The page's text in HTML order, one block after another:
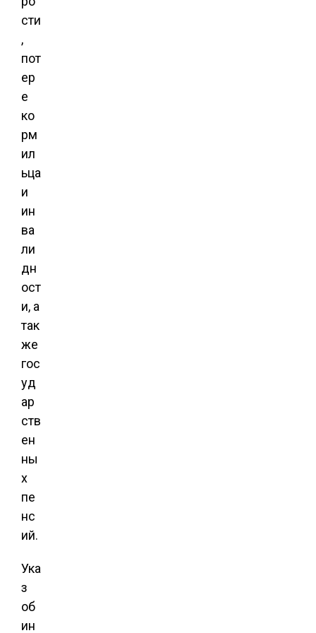
сти
,
пот
ер
е
ко
рм
ил
ьца
и
ин
ва
ли
дн
ост
и, а
так
же
гос
уд
ар
ств
ен
ны
х
пе
нс
ий.
Ука
з
об
ин